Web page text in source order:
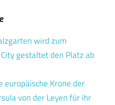
wird zum
gestaltet den Platz ab
europäische Krone der
von der Leyen für ihr